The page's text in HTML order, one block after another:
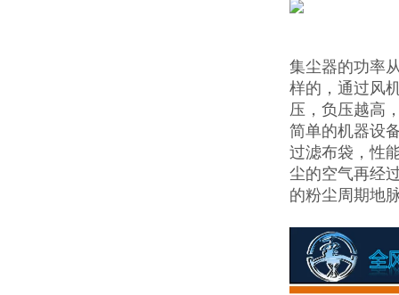
集尘器的功率
样的，通过风
压，负压越高
简单的机器设
过滤布袋，性
尘的空气再经
的粉尘周期地